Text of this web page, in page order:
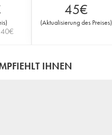
)
40€
45€
(Aktualisierung des Preises)
IHNEN